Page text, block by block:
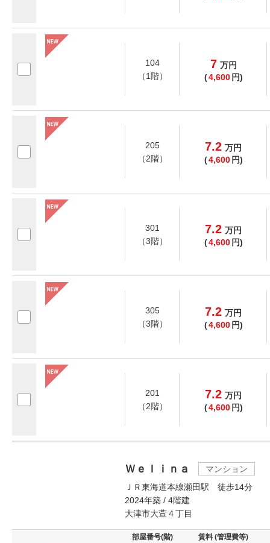
104
（1階）
7 万円
(4,600 円)
205
（2階）
7.2 万円
(4,600 円)
301
（3階）
7.2 万円
(4,600 円)
305
（3階）
7.2 万円
(4,600 円)
201
（2階）
7.2 万円
(4,600 円)
Ｗｅｌｉｎａ
マンション
ＪＲ東海道本線瀬田駅 徒歩14分
2024年築 / 4階建
大津市大萱４丁目
部屋番号(階) 賃料 (管理費等)